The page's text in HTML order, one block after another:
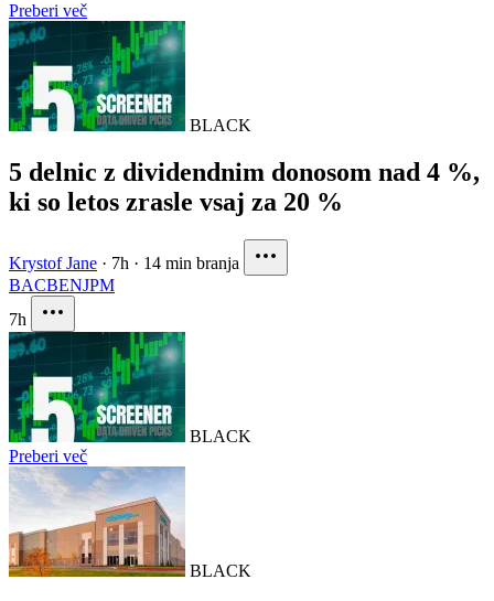
Preberi več
BLACK
5 delnic z dividendnim donosom nad 4 %,
ki so letos zrasle vsaj za 20 %
Krystof Jane · 7h · 14 min branja
BACBENJPM
7h
BLACK
Preberi več
BLACK